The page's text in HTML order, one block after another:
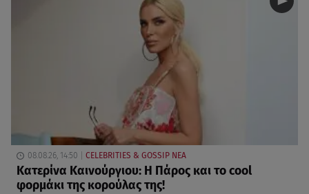
08.08.26, 14:50 CELEBRITIES & GOSSIP ΝΕΑ
Κατερίνα Καινούργιου: Η Πάρος και το cool
φορμάκι της κορούλας της!